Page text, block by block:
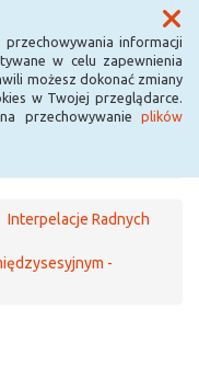
informacji
w celu zapewnienia
możesz dokonać zmiany
w Twojej przeglądarce.
przechowywanie plików
Menu
Interpelacje Radnych
-